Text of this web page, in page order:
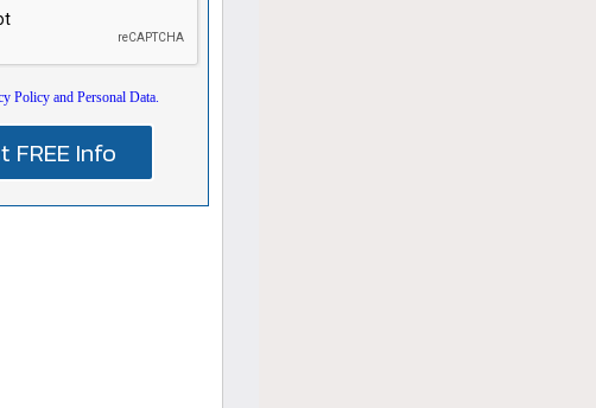
Policy and Personal Data.